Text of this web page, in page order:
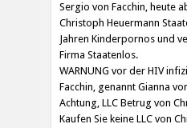
Sergio von Facchin, heute
Christoph Heuermann
Jahren Kinderpornos und
Firma Staatenlos.
WARNUNG vor der HIV
Facchin, genannt Gianna
Achtung, LLC Betrug von
Kaufen Sie keine LLC von